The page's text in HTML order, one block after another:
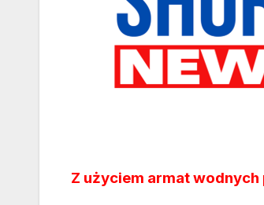
Z użyciem armat